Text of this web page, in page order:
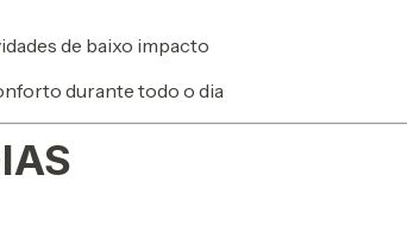
de baixo impacto
durante todo o dia